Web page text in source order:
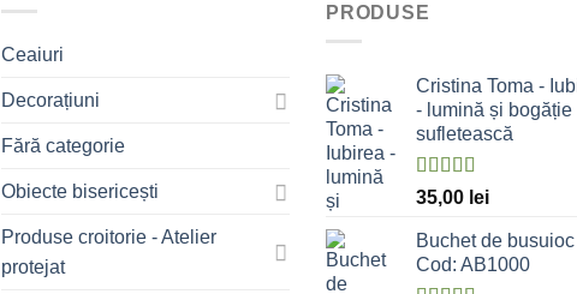
Ceaiuri
Decorațiuni
Fără categorie
Obiecte bisericești
Produse croitorie - Atelier
protejat
PRODUSE
Cristina Toma -
- lumină și bogăție
sufletească
Evaluat la
5.00
din 5
35,00 lei
Buchet de
Cod: AB1000